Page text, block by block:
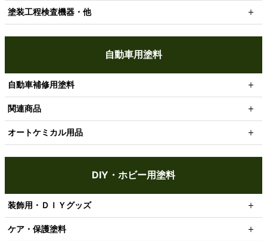
塗装工程検査機器・他
自動車用塗料
自動車補修用塗料
関連商品
オートケミカル用品
DIY・ホビー用塗料
装飾用・ＤＩＹグッズ
ケア・保護塗料